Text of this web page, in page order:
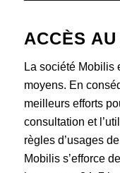
ACCÈS
La société Mobilis
moyens. En
meilleurs efforts
consultation et
règles d’usages
Mobilis s’efforce